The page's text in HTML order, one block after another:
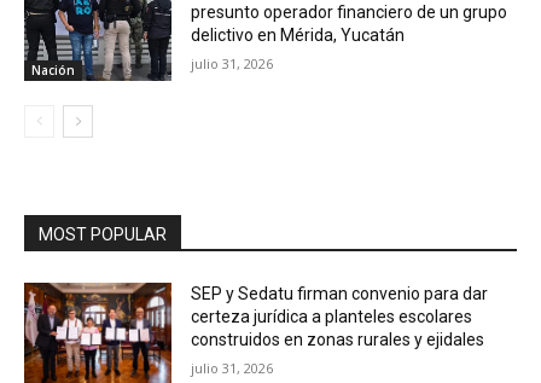
Nación
presunto operador financiero de un grupo
delictivo en Mérida, Yucatán
julio 31, 2026
MOST POPULAR
SEP y Sedatu firman convenio para dar
certeza jurídica a planteles escolares
construidos en zonas rurales y ejidales
julio 31, 2026